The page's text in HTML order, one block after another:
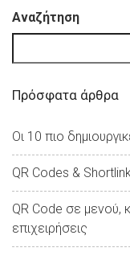
Αναζήτηση
Πρόσφατα άρθρα
Οι 10 πιο
QR Codes &
QR Code σε μενού,
επιχειρήσεις